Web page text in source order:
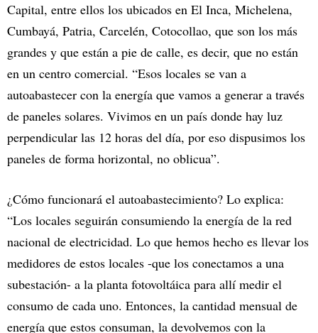
Capital, entre ellos los ubicados en El Inca, Michelena,
Cumbayá, Patria, Carcelén, Cotocollao, que son los más
grandes y que están a pie de calle, es decir, que no están
en un centro comercial. “Esos locales se van a
autoabastecer con la energía que vamos a generar a través
de paneles solares. Vivimos en un país donde hay luz
perpendicular las 12 horas del día, por eso dispusimos los
paneles de forma horizontal, no oblicua”.
¿Cómo funcionará el autoabastecimiento? Lo explica:
“Los locales seguirán consumiendo la energía de la red
nacional de electricidad. Lo que hemos hecho es llevar los
medidores de estos locales -que los conectamos a una
subestación- a la planta fotovoltáica para allí medir el
consumo de cada uno. Entonces, la cantidad mensual de
energía que estos consuman, la devolvemos con la